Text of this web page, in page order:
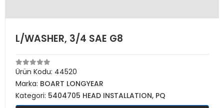
L/WASHER, 3/4 SAE G8
Ürün Kodu: 44520
Marka: BOART LONGYEAR
Kategori: 5404705 HEAD INSTALLATION, PQ